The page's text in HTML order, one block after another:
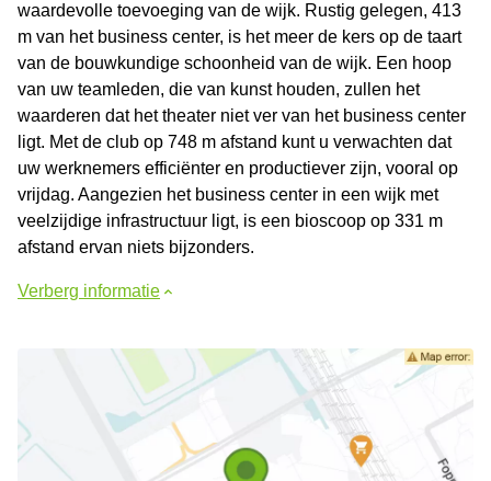
waardevolle toevoeging van de wijk. Rustig gelegen, 413
m van het business center, is het meer de kers op de taart
van de bouwkundige schoonheid van de wijk. Een hoop
van uw teamleden, die van kunst houden, zullen het
waarderen dat het theater niet ver van het business center
ligt. Met de club op 748 m afstand kunt u verwachten dat
uw werknemers efficiënter en productiever zijn, vooral op
vrijdag. Aangezien het business center in een wijk met
veelzijdige infrastructuur ligt, is een bioscoop op 331 m
afstand ervan niets bijzonders.
Verberg informatie